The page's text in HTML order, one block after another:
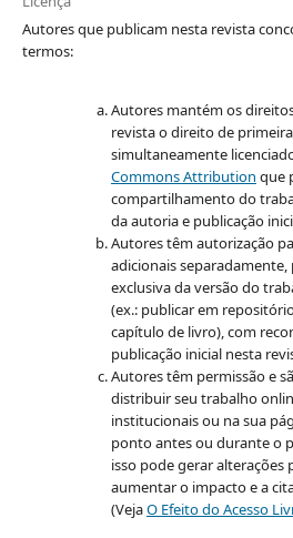
Autores que publicam nesta revista
termos:
Autores mantém os
revista o direito de
simultaneamente
Commons Attribution que
compartilhamento do
da autoria e publicação
Autores têm autorização
adicionais
exclusiva da versão do
(ex.: publicar em
capítulo de livro), com
publicação inicial nesta
Autores têm permissão e
distribuir seu trabalho
institucionais ou na sua
ponto antes ou durante o
isso pode gerar
aumentar o impacto e a
(VejaO Efeito do Acesso